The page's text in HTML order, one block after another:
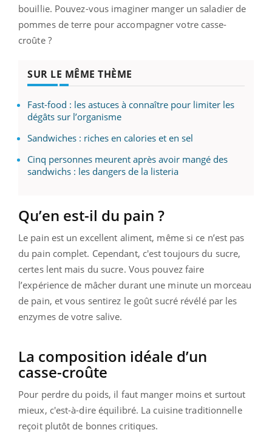
bouillie. Pouvez-vous imaginer manger un saladier de
pommes de terre pour accompagner votre casse-
croûte ?
SUR LE MÊME THÈME
Fast-food : les astuces à connaître pour limiter les
dégâts sur l’organisme
Sandwiches : riches en calories et en sel
Cinq personnes meurent après avoir mangé des
sandwichs : les dangers de la listeria
Qu’en est-il du pain ?
Le pain est un excellent aliment, même si ce n’est pas
du pain complet. Cependant, c'est toujours du sucre,
certes lent mais du sucre. Vous pouvez faire
l’expérience de mâcher durant une minute un morceau
de pain, et vous sentirez le goût sucré révélé par les
enzymes de votre salive.
La composition idéale d’un
casse-croûte
Pour perdre du poids, il faut manger moins et surtout
mieux, c'est-à-dire équilibré. La cuisine traditionnelle
reçoit plutôt de bonnes critiques.